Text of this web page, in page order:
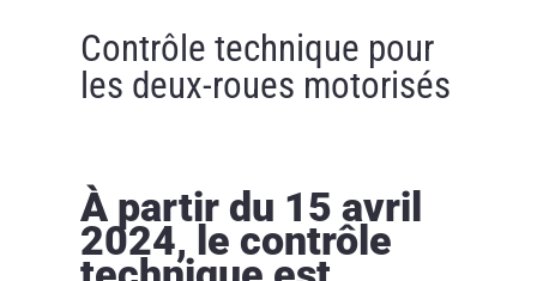
Contrôle technique pour
les deux-roues motorisés
À partir du 15 avril
2024, le contrôle